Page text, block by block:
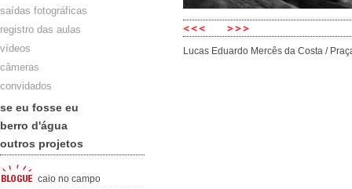
saídas fotográficas
registro das aulas
vídeos
câmeras
convidados
se eu fosse eu
berro d'água
outros projetos
caio no campo
Lucas Eduardo Mercês da Costa /